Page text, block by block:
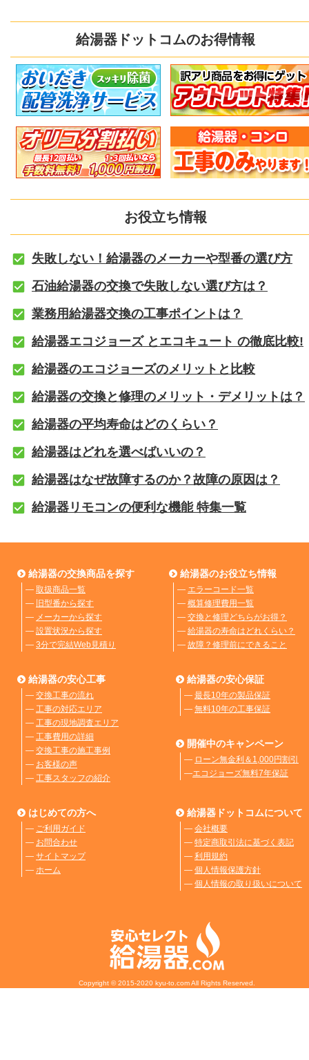
給湯器ドットコムのお得情報
お役立ち情報
失敗しない！給湯器のメーカーや型番の選び方
石油給湯器の交換で失敗しない選び方は？
業務用給湯器交換の工事ポイントは？
給湯器エコジョーズ とエコキュート の徹底比較!
給湯器のエコジョーズのメリットと比較
給湯器の交換と修理のメリット・デメリットは？
給湯器の平均寿命はどのくらい？
給湯器はどれを選べばいいの？
給湯器はなぜ故障するのか？故障の原因は？
給湯器リモコンの便利な機能 特集一覧
給湯器の交換商品を探す
― 取扱商品一覧
― 旧型番から探す
― メーカーから探す
― 設置状況から探す
― 3分で完結Web見積り
給湯器のお役立ち情報
― エラーコード一覧
― 概算修理費用一覧
― 交換と修理どちらがお得？
― 給湯器の寿命はどれくらい？
― 故障？修理前にできること
給湯器の安心工事
― 交換工事の流れ
― 工事の対応エリア
― 工事の現地調査エリア
― 工事費用の詳細
― 交換工事の施工事例
― お客様の声
― 工事スタッフの紹介
給湯器の安心保証
― 最長10年の製品保証
― 無料10年の工事保証
開催中のキャンペーン
― ローン無金利＆1,000円割引
―エコジョーズ無料7年保証
はじめての方へ
― ご利用ガイド
― お問合わせ
― サイトマップ
― ホーム
給湯器ドットコムについて
― 会社概要
― 特定商取引法に基づく表記
― 利用規約
― 個人情報保護方針
― 個人情報の取り扱いについて
Copyright © 2015-2020 kyu-to.com All Rights Reserved.